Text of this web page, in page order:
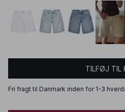
TILFØJ TIL
Fri fragt til Danmark inden for 1-3